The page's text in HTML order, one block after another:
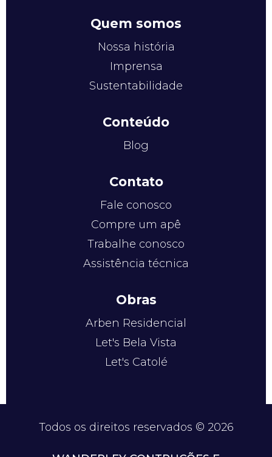
Quem somos
Nossa história
Imprensa
Sustentabilidade
Conteúdo
Blog
Contato
Fale conosco
Compre um apê
Trabalhe conosco
Assistência técnica
Obras
Arben Residencial
Let's Bela Vista
Let's Catolé
Todos os direitos reservados © 2026